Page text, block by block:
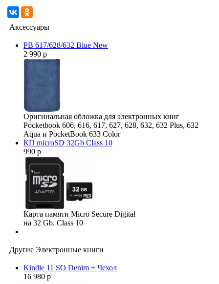
Аксессуары
PB 617/628/632 Blue New
2 990 р
Оригинальная обложка для электронных книг
Pocketbook 606, 616, 617, 627, 628, 632, 632 Plus, 632
Aqua и PocketBook 633 Color
КП microSD 32Gb Class 10
990 р
Карта памяти Micro Secure Digital
на 32 Gb. Class 10
Другие Электронные книги
Kindle 11 SO Denim + Чехол
16 980 р